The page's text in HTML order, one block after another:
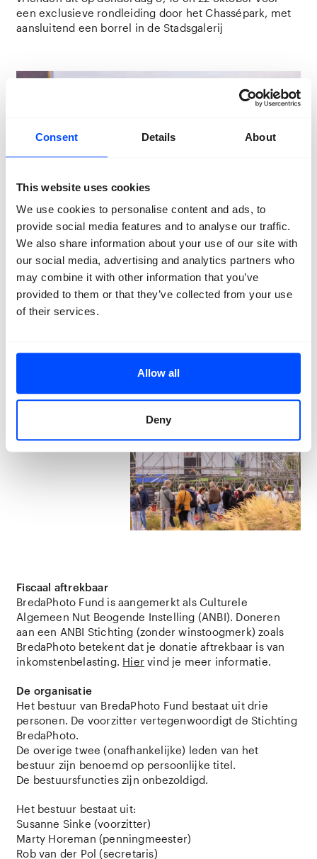
Consent Details About
This website uses cookies
We use cookies to personalise content and ads, to
provide social media features and to analyse our traffic.
We also share information about your use of our site with
our social media, advertising and analytics partners who
may combine it with other information that you’ve
provided to them or that they’ve collected from your use
of their services.
Allow all
Deny
een exclusieve rondleiding door het Chassépark, met
aansluitend een borrel in de Stadsgalerij
Fiscaal aftrekbaar
BredaPhoto Fund is aangemerkt als Culturele
Algemeen Nut Beogende Instelling (ANBI). Doneren
aan een ANBI Stichting (zonder winstoogmerk) zoals
BredaPhoto betekent dat je donatie aftrekbaar is van
inkomstenbelasting. Hier vind je meer informatie.
De organisatie
Het bestuur van BredaPhoto Fund bestaat uit drie
personen. De voorzitter vertegenwoordigt de Stichting
BredaPhoto.
De overige twee (onafhankelijke) leden van het
bestuur zijn benoemd op persoonlijke titel.
De bestuursfuncties zijn onbezoldigd.
Het bestuur bestaat uit:
Susanne Sinke (voorzitter)
Marty Horeman (penningmeester)
Rob van der Pol (secretaris)